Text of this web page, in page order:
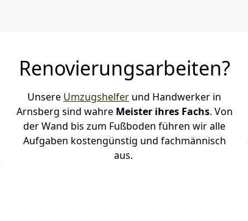
Renovierungsarbeiten?
Unsere Umzugshelfer und Handwerker in
Arnsberg sind wahre Meister ihres Fachs. Von
der Wand bis zum Fußboden führen wir alle
Aufgaben kostengünstig und fachmännisch
aus.